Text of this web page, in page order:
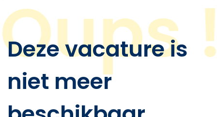
Deze vacature is
niet meer